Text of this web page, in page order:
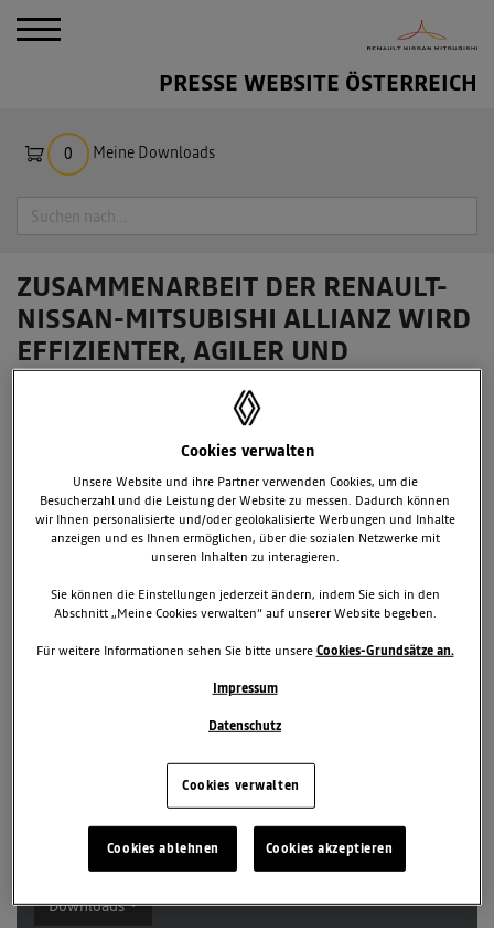
PRESSE WEBSITE ÖSTERREICH
0 Meine Downloads
Suche
ZUSAMMENARBEIT DER RENAULT-
NISSAN-MITSUBISHI ALLIANZ WIRD
EFFIZIENTER, AGILER UND
PROJEKTORIENTIERTER
2 zugehörige Dokumente
1 zugehörige Bilder
Downloads
Cookies verwalten
Unsere Website und ihre Partner verwenden Cookies, um die
Besucherzahl und die Leistung der Website zu messen. Dadurch können
wir Ihnen personalisierte und/oder geolokalisierte Werbungen und Inhalte
anzeigen und es Ihnen ermöglichen, über die sozialen Netzwerke mit
unseren Inhalten zu interagieren.
Sie können die Einstellungen jederzeit ändern, indem Sie sich in den
Abschnitt „Meine Cookies verwalten“ auf unserer Website begeben.
Für weitere Informationen sehen Sie bitte unsereCookies-Grundsätze an.
Impressum
Datenschutz
Cookies verwalten
Cookies ablehnen Cookies akzeptieren